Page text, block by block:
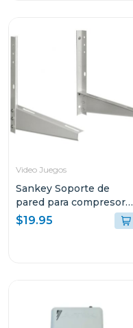
Video Juegos
Sankey Soporte de
pared para compresores
de aire acondiconado
v5000
$19.95